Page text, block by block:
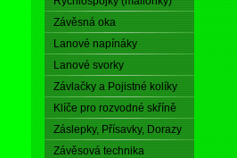
Závěsná oka
Lanové napínáky
Lanové svorky
Závlačky a Pojistné kolíky
Klíče pro rozvodné skříně
Záslepky, Přísavky, Dorazy
Závěsová technika